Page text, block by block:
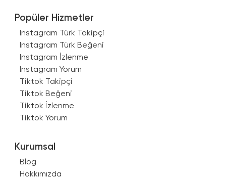
Popüler Hizmetler
Instagram Türk Takipçi
Instagram Türk Beğeni
Instagram İzlenme
Instagram Yorum
Tiktok Takipçi
Tiktok Beğeni
Tiktok İzlenme
Tiktok Yorum
Kurumsal
Blog
Hakkımızda